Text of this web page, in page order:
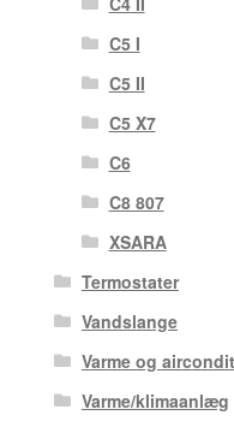
C5 I
C5 II
C5 X7
C6
C8 807
XSARA
Termostater
Vandslange
Varme og
Varme/klimaanlæg